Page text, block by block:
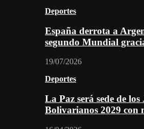
Deportes
España derrota a
segundo Mundial
19/07/2026
Deportes
La Paz será sede de los
Bolivarianos 2029 con